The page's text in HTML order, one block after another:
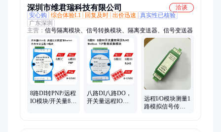
深圳市维君瑞科技有限公司
洽谈
安心购
综合体验L1 回复及时 出价迅速
真实性已核验
广东深圳
主营： 信号隔离模块、信号转换模块、隔离变送器、信号变送器
8路DI转PNP/远程
IO模块/开关量8入
八路DI八路DO，
开关量远程IO模
远程I/O模块测量1
路模拟信号传感